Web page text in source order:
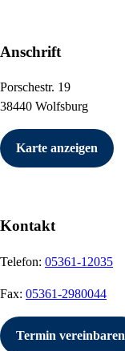
Anschrift
Porschestr. 19
38440 Wolfsburg
Karte anzeigen
Kontakt
Telefon: 05361-12035
Fax: 05361-2980044
Termin vereinbaren